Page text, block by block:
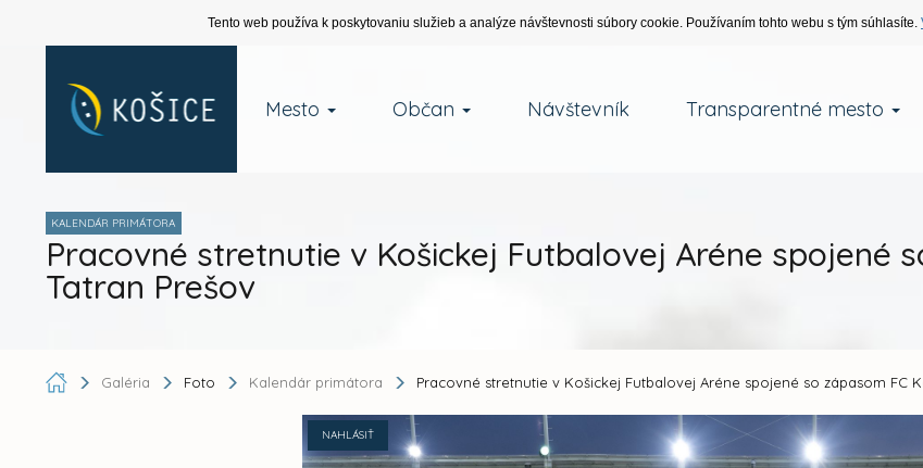
Tento web používa k poskytovaniu služieb a analýze návštevnosti súbory cookie. Používaním tohto webu s tým súhlasíte.
Mesto Občan Návštevník Transparentné mesto
KALENDÁR PRIMÁTORA
Pracovné stretnutie v Košickej Futbalovej Aréne spojené
Tatran Prešov
Galéria Foto Kalendár primátora Pracovné stretnutie v Košickej Futbalovej Aréne spojené so zápasom FC
NAHLÁSIŤ